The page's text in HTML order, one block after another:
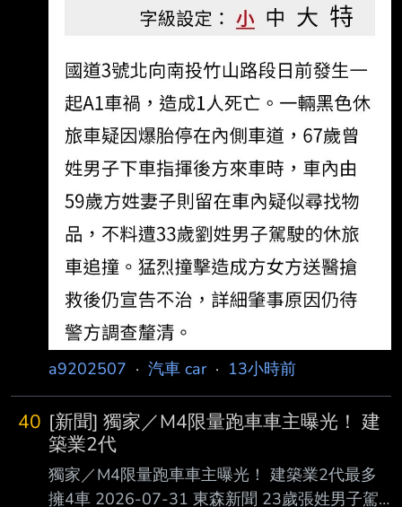
https://udn.com/news/story/7320/9672734 : 國
3竹山驚傳追撞悲劇釀1死4傷 休旅車爆胎停內線
遭撞婦人傷重亡 : 2026-08-05 16:45 聯合報／
記者 : 江良誠／南投即時報導 : 國道3號北向
240.2公里南投竹山路段，3日下午發生死亡車
禍！1輛休旅車疑因爆胎停在內 : 側車道，後方
車輛疑未注意前方狀
a9202507 · 汽車 car· 13小時前
40 [新聞] 獨家／M4限量跑車車主曝光！ 建
築業2代
獨家／M4限量跑車車主曝光！ 建築業2代最多
擁4車 2026-07-31 東森新聞 23歲張姓男子駕